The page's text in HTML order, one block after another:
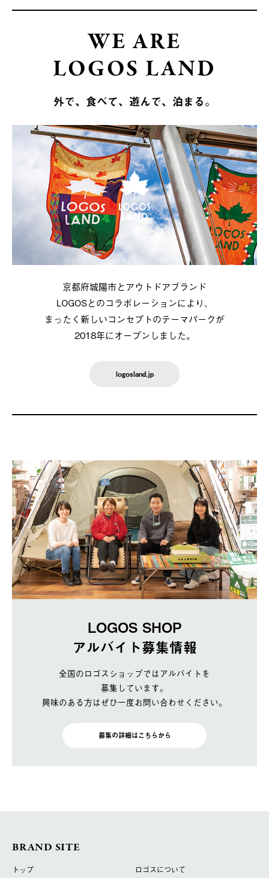
WE ARE
LOGOS LAND
外で、食べて、遊んで、泊まる。
京都府城陽市とアウトドアブランド
LOGOSとのコラボレーションにより、
まったく新しいコンセプトのテーマパークが
2018年にオープンしました。
logosland.jp
LOGOS SHOP
アルバイト募集情報
全国のロゴスショップではアルバイトを
募集しています。
興味のある方はぜひ一度お問い合わせください。
募集の詳細はこちらから
BRAND SITE
トップ
ロゴスについて